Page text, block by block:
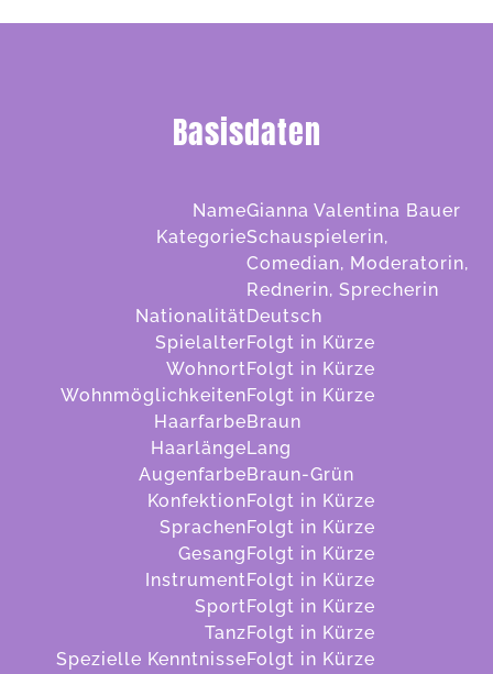
Basisdaten
NameGianna Valentina Bauer
KategorieSchauspielerin,
Comedian, Moderatorin,
Rednerin, Sprecherin
NationalitätDeutsch
SpielalterFolgt in Kürze
WohnortFolgt in Kürze
WohnmöglichkeitenFolgt in Kürze
HaarfarbeBraun
HaarlängeLang
AugenfarbeBraun-Grün
KonfektionFolgt in Kürze
SprachenFolgt in Kürze
GesangFolgt in Kürze
InstrumentFolgt in Kürze
SportFolgt in Kürze
TanzFolgt in Kürze
Spezielle KenntnisseFolgt in Kürze